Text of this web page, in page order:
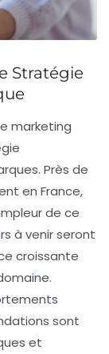
Stratégie
marketing
Près de
en France,
de ce
à venir seront
croissante
sont
et